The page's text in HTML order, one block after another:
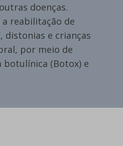
doenças.
reabilitação de
distonias e crianças
por meio de
botulínica (Botox) e